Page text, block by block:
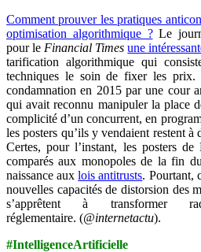
Comment prouver les pratiques
optimisation algorithmique ? Le
pour le Financial Times une
tarification algorithmique qui
techniques le soin de fixer les
condamnation en 2015 par une cour
qui avait reconnu manipuler la place
complicité d’un concurrent, en
les posters qu’ils y vendaient restent
Certes, pour l’instant, les posters
comparés aux monopoles de la fin
naissance auxlois antitrusts. Pourtant,
nouvelles capacités de distorsion des
s’apprêtent à transformer
réglementaire. (@internetactu).
#IntelligenceArtificielle